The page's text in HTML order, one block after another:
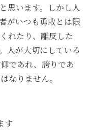
思います。しかし人
がいつも勇敢とは限
れたり、離反した
人が大切にしている
であれ、誇りであ
なりません。
す